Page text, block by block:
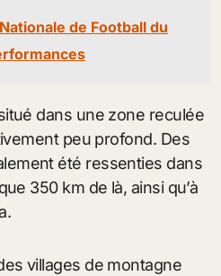
de Football du
dans une zone reculée
peu profond. Des
été ressenties dans
350 km de là, ainsi qu’à
villages de montagne